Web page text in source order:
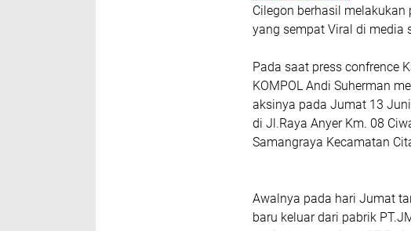
Cilegon berhasil
yang sempat Viral di media
Pada saat press confrence
KOMPOL Andi Suherman
aksinya pada Jumat 13
di Jl.Raya Anyer Km. 08
Samangraya Kecamatan
Awalnya pada hari Jumat
baru keluar dari pabrik